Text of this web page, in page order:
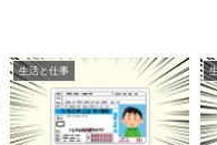
生活と仕事